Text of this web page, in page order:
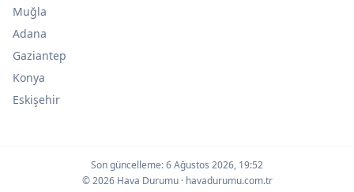
Muğla
Adana
Gaziantep
Konya
Eskişehir
Son güncelleme:6 Ağustos 2026, 19:52
© 2026 Hava Durumu · havadurumu.com.tr